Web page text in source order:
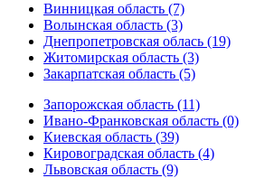
Винницкая область (7)
Волынская область (3)
Днепропетровская облась (19)
Житомирская область (3)
Закарпатская область (5)
Запорожская область (11)
Ивано-Франковская область (0)
Киевская область (39)
Кировоградская область (4)
Львовская область (9)